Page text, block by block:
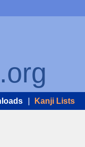
Kanji Lists